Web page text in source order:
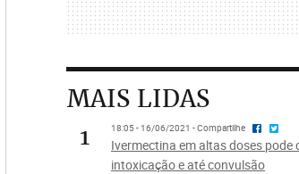
MAIS LIDAS
1
18:05 - 16/06/2021 - Compartilhe
Ivermectina em altas doses pode
intoxicação e até convulsão